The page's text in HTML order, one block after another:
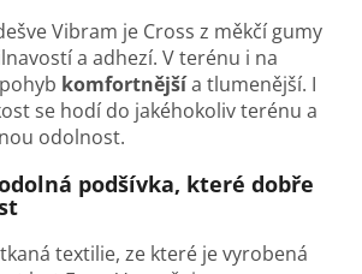
Vibram je Cross z měkčí gumy
a adhezí. V terénu i na
komfortnějšía tlumenější. I
se hodí do jakéhokoliv terénu a
odolnost.
podšívka, které dobře
textilie, ze které je vyrobená